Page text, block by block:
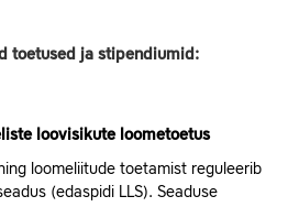
toetused ja stipendiumid:
loovisikute loometoetus
loomeliitude toetamist reguleerib
(edaspidi LLS). Seaduse